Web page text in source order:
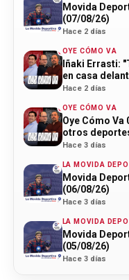
Movida
(07/08/26)
Hace 2 días
OYE CÓMO VA
Iñaki Errasti:
en casa
Hace 2 días
OYE CÓMO VA
Oye Cómo Va
otros
Hace 3 días
LA MOVIDA
Movida
(06/08/26)
Hace 3 días
LA MOVIDA
Movida
(05/08/26)
Hace 3 días